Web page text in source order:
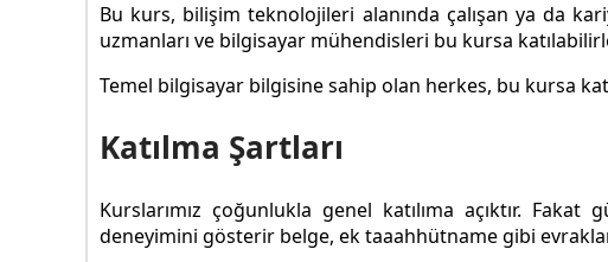
Bu kurs, bilişim teknolojileri alanında çalışan ya da
uzmanları ve bilgisayar mühendisleri bu kursa
Temel bilgisayar bilgisine sahip olan herkes, bu kursa
Katılma Şartları
Kurslarımız çoğunlukla genel katılıma açıktır.
deneyimini gösterir belge, ek taaahhütname gibi